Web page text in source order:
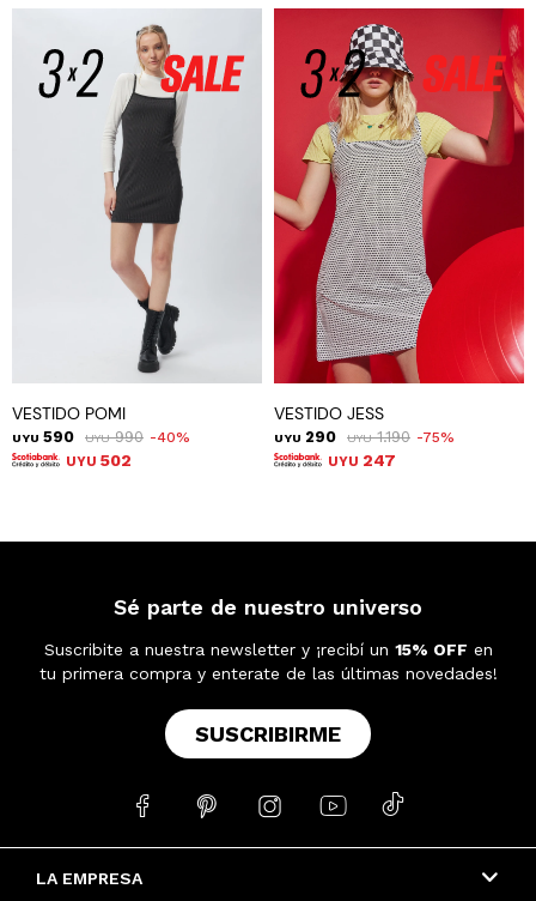
VESTIDO POMI
UYU 590 UYU 990 40
UYU 502
VESTIDO JESS
UYU 290 UYU 1.190 75
UYU 247
LA EMPRESA
Sé parte de nuestro universo
Suscribite a nuestra newsletter y ¡recibí un 15% OFF en
tu primera compra y enterate de las últimas novedades!
SUSCRIBIRME
    